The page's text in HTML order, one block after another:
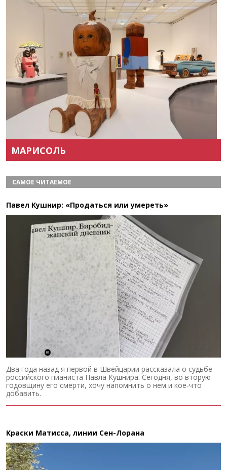
МАРИСОЛЬ
САМОЕ ЧИТАЕМОЕ
Павел Кушнир: «Продаться или умереть»
Два года назад я первой в Швейцарии рассказала о судьбе
российского пианиста Павла Кушнира. Сегодня, во вторую
годовщину его смерти, хочу напомнить о нем и кое-что
добавить.
Краски Матисса, линии Сен-Лорана